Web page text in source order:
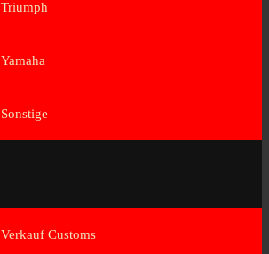
Triumph
Yamaha
Sonstige
Verkauf Customs